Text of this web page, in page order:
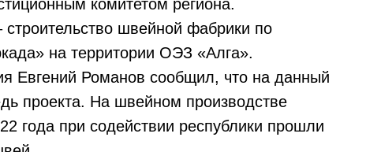
комитетом региона.
швейной фабрики по
на территории ОЭЗ «Алга».
Евгений Романов сообщил, что на данный
проекта. На швейном производстве
года при содействии республики прошли